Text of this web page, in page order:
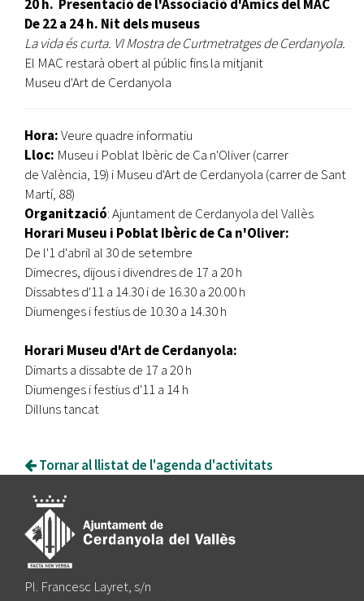
20 h. Presentació del'Associació d'Amics del MAC
De 22 a 24 h. Nit dels museus
La vida és curta. VI Mostra de Curtmetratges de Cerdanyola.
El MAC restarà obert al públic fins la mitjanit
Museu d'Art de Cerdanyola
Hora:Veure quadre informatiu
Lloc: Museu i Poblat Ibèric de Ca n'Oliver (carrer
de València, 19) i Museu d'Art de Cerdanyola (carrer de Sant
Martí, 88)
Organització: Ajuntament de Cerdanyola del Vallès
Horari Museu i Poblat Ibèric de Ca n'Oliver:
De l'1 d'abril al 30 de setembre
Dimecres, dijous i divendres de 17 a 20 h
Dissabtes d'11 a 14.30 i de 16.30 a 20.00 h
Diumenges i festius de 10.30 a 14.30 h
Horari Museu d'Art de Cerdanyola:
Dimarts a dissabte de 17 a 20 h
Diumenges i festius d'11 a 14 h
Dilluns tancat
Tornar al llistat de l'agenda d'activitats
Pl. Francesc Layret, s/n